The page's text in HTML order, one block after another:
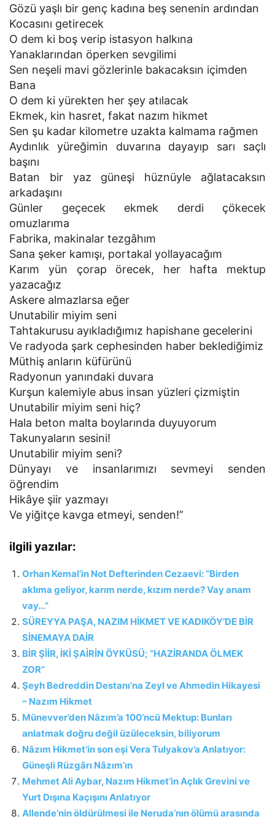
Gözü yaşlı bir genç kadına beş senenin ardından
Kocasını getirecek
O dem ki boş verip istasyon halkına
Yanaklarından öperken sevgilimi
Sen neşeli mavi gözlerinle bakacaksın içimden
Bana
O dem ki yürekten her şey atılacak
Ekmek, kin hasret, fakat nazım hikmet
Sen şu kadar kilometre uzakta kalmama rağmen
Aydınlık yüreğimin duvarına dayayıp sarı saçlı
başını
Batan bir yaz güneşi hüznüyle ağlatacaksın
arkadaşını
Günler geçecek ekmek derdi çökecek
omuzlarıma
Fabrika, makinalar tezgâhım
Sana şeker kamışı, portakal yollayacağım
Karım yün çorap örecek, her hafta mektup
yazacağız
Askere almazlarsa eğer
Unutabilir miyim seni
Tahtakurusu ayıkladığımız hapishane gecelerini
Ve radyoda şark cephesinden haber beklediğimiz
Müthiş anların küfürünü
Radyonun yanındaki duvara
Kurşun kalemiyle abus insan yüzleri çizmiştin
Unutabilir miyim seni hiç?
Hala beton malta boylarında duyuyorum
Takunyaların sesini!
Unutabilir miyim seni?
Dünyayı ve insanlarımızı sevmeyi senden
öğrendim
Hikâye şiir yazmayı
Ve yiğitçe kavga etmeyi, senden!”
ilgili yazılar:
Orhan Kemal’in Not Defterinden Cezaevi: “Birden
aklıma geliyor, karım nerde, kızım nerde? Vay anam
vay…”
SÜREYYA PAŞA, NAZIM HİKMET VE KADIKÖY’DE BİR
SİNEMAYA DAİR
BİR ŞİİR, İKİ ŞAİRİN ÖYKÜSÜ; “HAZİRANDA ÖLMEK
ZOR”
Şeyh Bedreddin Destanı’na Zeyl ve Ahmedin Hikayesi
– Nazım Hikmet
Münevver’den Nâzım’a 100’ncü Mektup: Bunları
anlatmak doğru değil üzüleceksin, biliyorum
Nâzım Hikmet’in son eşi Vera Tulyakov’a Anlatıyor:
Güneşli Rüzgârı Nâzım’ın
Mehmet Ali Aybar, Nazım Hikmet’in Açlık Grevini ve
Yurt Dışına Kaçışını Anlatıyor
Allende’nin öldürülmesi ile Neruda’nın ölümü arasında